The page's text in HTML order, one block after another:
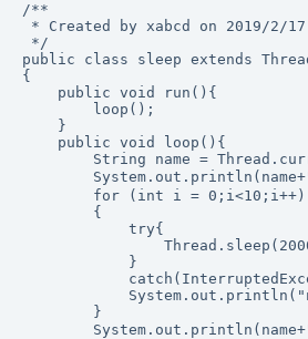
/**
* Created by xabcd on 2019/2/
*/
public class sleep extends
{
    public void run(){
        loop();
    }
    public void loop(){
String name =
        for (int i = 0;i<10;i++)
        {
            try{
            }
        }